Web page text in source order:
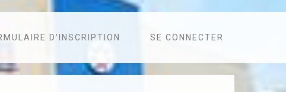
D'INSCRIPTION SE CONNECTER